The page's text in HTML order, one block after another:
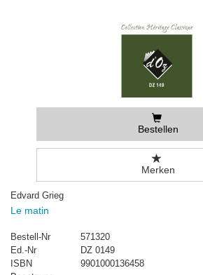
Bestellen
Merken
Edvard Grieg
Le matin
Bestell-Nr
571320
Ed.-Nr
DZ 0149
ISBN
9901000136458